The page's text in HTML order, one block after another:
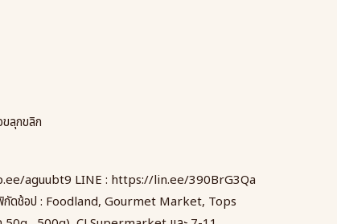
ขลุกขลิก
aguubt9 LINE : https://lin.ee/390BrG3Qa
ดช้อป : Foodland, Gourmet Market, Tops